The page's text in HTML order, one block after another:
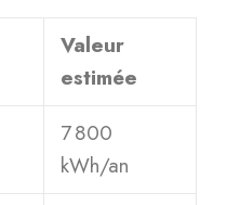
Valeur
estimée
7 800
kWh/an